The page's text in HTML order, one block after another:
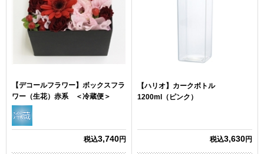
【デコールフラワー】ボックスフラ
ワー（生花）赤系 ＜冷蔵便＞
税込3,740円
【ハリオ】カークボトル
1200ml（ピンク）
税込3,630円